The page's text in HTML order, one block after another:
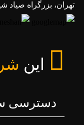
تهران، بزرگراه صیاد
این
دسترسی